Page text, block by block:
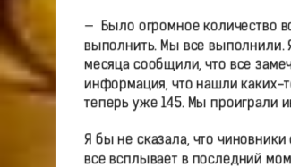
— Было огромное количество
выполнить. Мы все выполнили.
месяца сообщили, что все
информация, что нашли каких-
теперь уже 145. Мы проиграли
Я бы не сказала, что
все всплывает в последний